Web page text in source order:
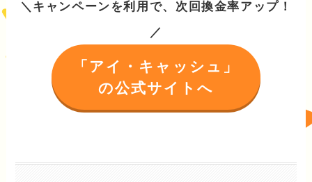
＼キャンペーンを利用で、次回換金率アップ！
／
「アイ・キャッシュ」
の公式サイトへ